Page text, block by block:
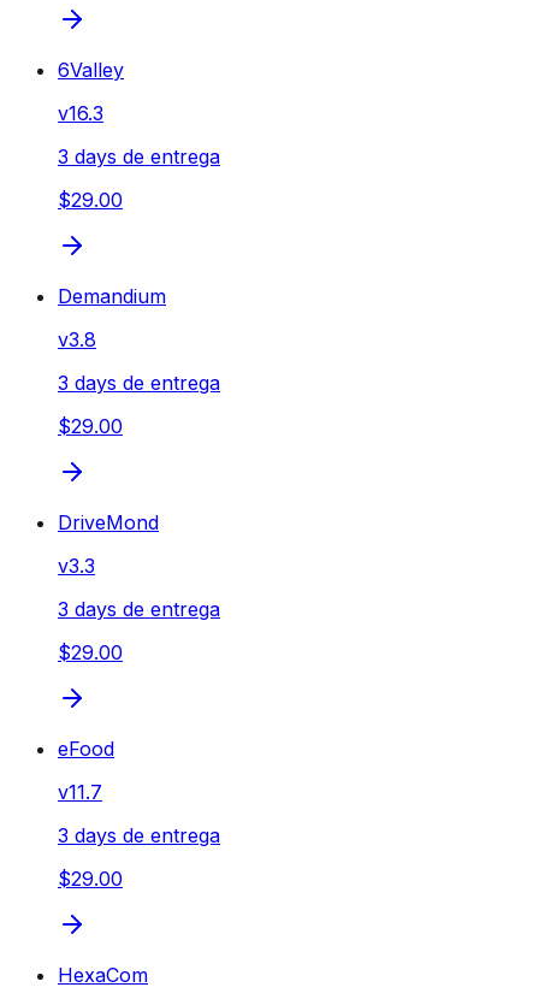
6Valley
v16.3
3 days de entrega
$29.00
Demandium
v3.8
3 days de entrega
$29.00
DriveMond
v3.3
3 days de entrega
$29.00
eFood
v11.7
3 days de entrega
$29.00
HexaCom